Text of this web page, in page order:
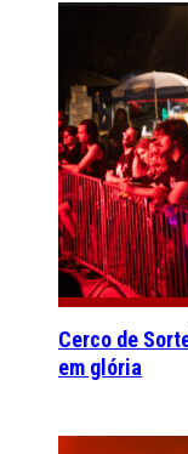
Cerco de
em glória